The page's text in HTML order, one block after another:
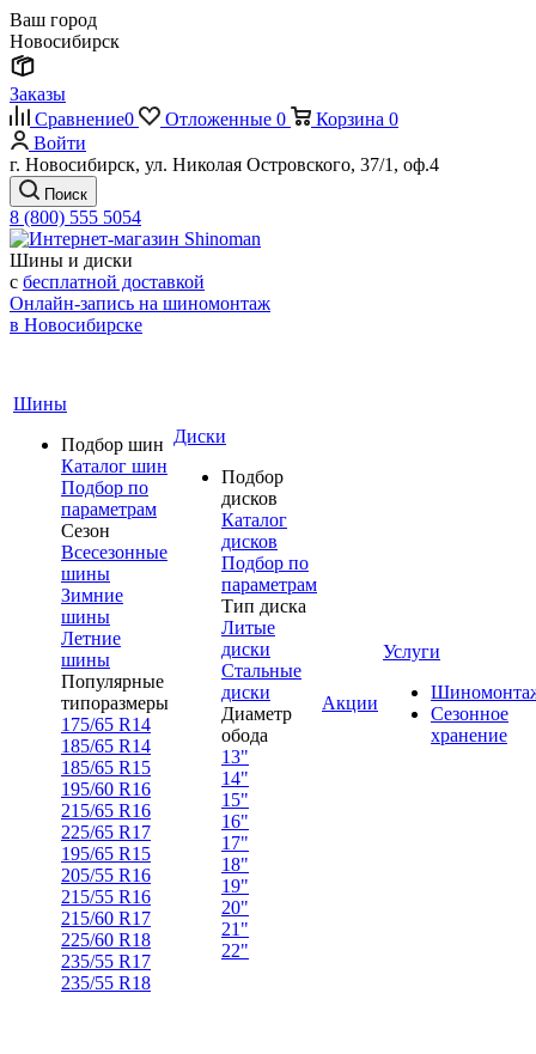
Ваш город
Новосибирск
Заказы
Сравнение0 Отложенные 0 Корзина 0
Войти
г. Новосибирск, ул. Николая Островского, 37/1, оф.4
Поиск
8 (800) 555 5054
Шины и диски
с бесплатной доставкой
Онлайн-запись на шиномонтаж
в Новосибирске
Шины
Подбор шин
Каталог шин
Подбор по
параметрам
Сезон
Всесезонные
шины
Зимние
шины
Летние
шины
Популярные
типоразмеры
175/65 R14
185/65 R14
185/65 R15
195/60 R16
215/65 R16
225/65 R17
195/65 R15
205/55 R16
215/55 R16
215/60 R17
225/60 R18
235/55 R17
235/55 R18
Диски
Подбор
дисков
Каталог
дисков
Подбор по
параметрам
Тип диска
Литые
диски
Стальные
диски
Диаметр
обода
13"
14"
15"
16"
17"
18"
19"
20"
21"
22"
Акции
Услуги
Сезонное
хранение